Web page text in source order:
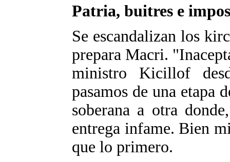
Patria, buitres e
Se escandalizan los
prepara Macri.
ministro Kicillof
pasamos de una etapa
soberana a otra
entrega infame. Bien
que lo primero.